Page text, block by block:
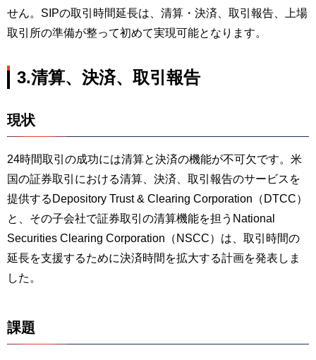
せん。SIPの取引時間延長は、清算・決済、取引報告、上場
取引所の準備が整って初めて実現可能となります。
3.清算、決済、取引報告
現状
24時間取引の成功には清算と決済の機能が不可欠です。米
国の証券取引における清算、決済、取引報告のサービスを
提供するDepository Trust & Clearing Corporation（DTCC）
と、その子会社で証券取引の清算機能を担うNational
Securities Clearing Corporation（NSCC）は、取引時間の
延長を支援するために決済時間を拡大する計画を発表しま
した。
課題